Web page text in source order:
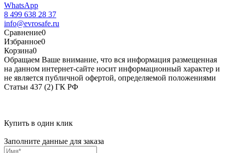
WhatsApp
8 499 638 28 37
info@evrosafe.ru
Сравнение0
Избранное0
Корзина0
Обращаем Ваше внимание, что вся информация размещенная
на данном интернет-сайте носит информационный характер и
не является публичной офертой, определяемой положениями
Статьи 437 (2) ГК РФ
Купить в один клик
Заполните данные для заказа